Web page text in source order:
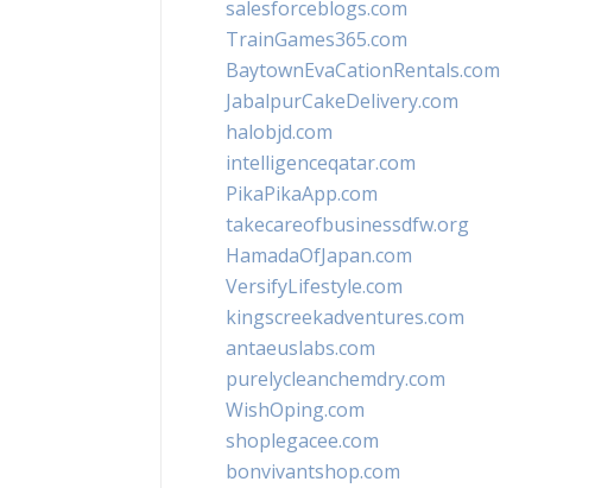
salesforceblogs.com
TrainGames365.com
BaytownEvaCationRentals.com
JabalpurCakeDelivery.com
halobjd.com
intelligenceqatar.com
PikaPikaApp.com
takecareofbusinessdfw.org
HamadaOfJapan.com
VersifyLifestyle.com
kingscreekadventures.com
antaeuslabs.com
purelycleanchemdry.com
WishOping.com
shoplegacee.com
bonvivantshop.com